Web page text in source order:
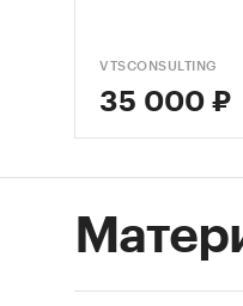
VTSCONSULTING
35 000 ₽